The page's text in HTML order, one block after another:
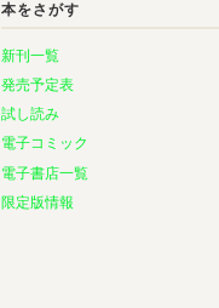
本をさがす
新刊一覧
発売予定表
試し読み
電子コミック
電子書店一覧
限定版情報